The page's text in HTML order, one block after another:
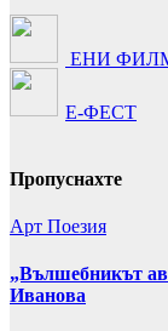
ЕНИ
Е-ФЕСТ
Пропуснахте
Арт Поезия
„Вълшебникът
Иванова